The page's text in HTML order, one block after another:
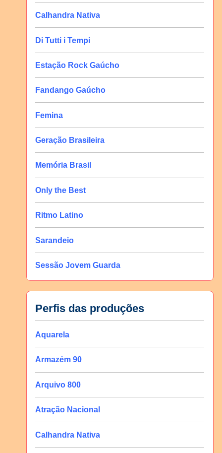
Calhandra Nativa
Di Tutti i Tempi
Estação Rock Gaúcho
Fandango Gaúcho
Femina
Geração Brasileira
Memória Brasil
Only the Best
Ritmo Latino
Sarandeio
Sessão Jovem Guarda
Perfis das produções
Aquarela
Armazém 90
Arquivo 800
Atração Nacional
Calhandra Nativa